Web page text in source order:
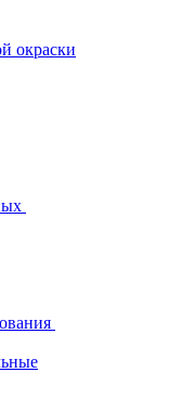
окраски